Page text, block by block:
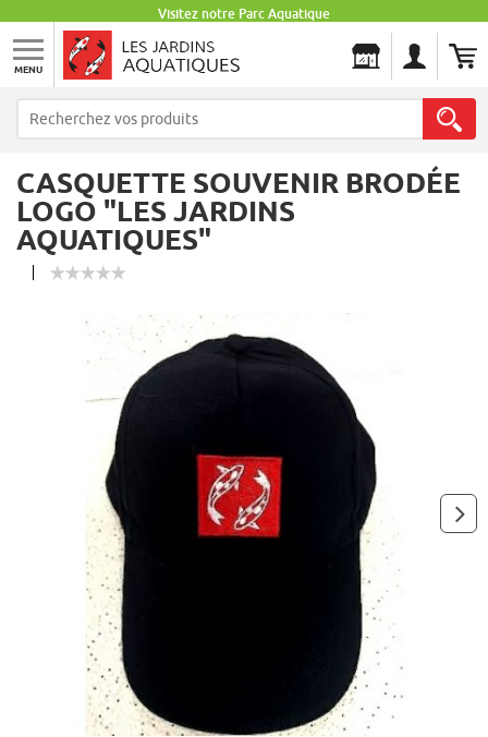
Visitez notre Parc Aquatique
MENU
CASQUETTE SOUVENIR BRODÉE
LOGO "LES JARDINS
AQUATIQUES"